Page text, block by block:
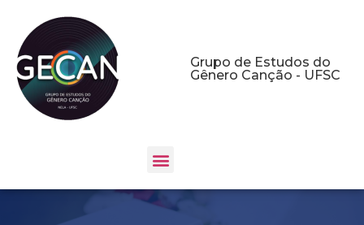
Grupo de Estudos do
Gênero Canção - UFSC